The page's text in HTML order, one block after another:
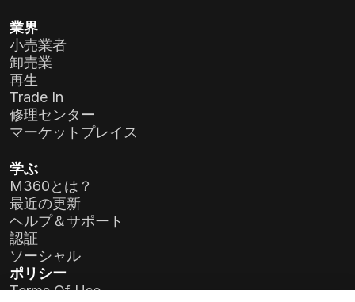
業界
小売業者
卸売業
再生
Trade In
修理センター
マーケットプレイス
学ぶ
M360とは？
最近の更新
ヘルプ＆サポート
認証
ソーシャル
ポリシー
Terms Of Use